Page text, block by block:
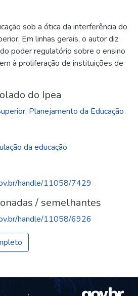
sob a ótica da interferência do
Em linhas gerais, o autor diz
poder regulatório sobre o ensino
à proliferação de instituições de
do Ipea
, Planejamento da Educação
da educação
handle/11058/7429
/ semelhantes
handle/11058/6926